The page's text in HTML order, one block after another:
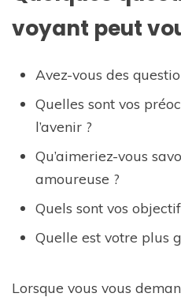
voyant peut
Avez-vous des
Quelles sont vos
l’avenir ?
Qu’aimeriez-vous
amoureuse ?
Quels sont vos
Quelle est votre plus
Lorsque vous vous